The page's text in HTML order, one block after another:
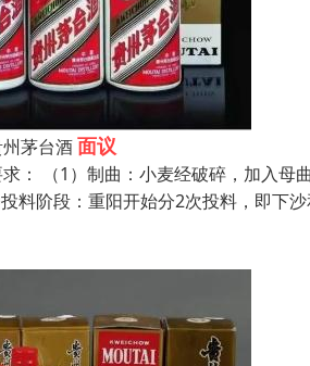
茅台酒面议
： （1）制曲：小麦经破碎，加入
料阶段：重阳开始分2次投料，即下